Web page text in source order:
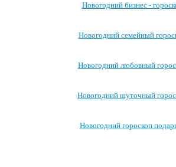
Новогодний бизнес -
Новогодний семейный
Новогодний любовный
Новогодний шуточный
Новогодний гороскоп